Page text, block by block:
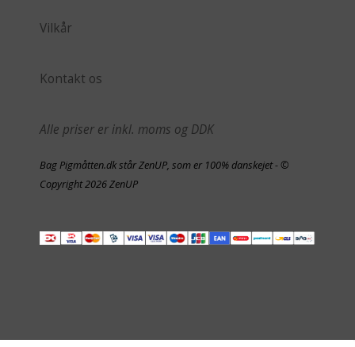
Vilkår
Kontakt os
Alle priser er inkl. moms og DDK
Bag Pigmåtten.dk står ZenUP, som er 100% danskejet - ©
Copyright 2026 ZenUP